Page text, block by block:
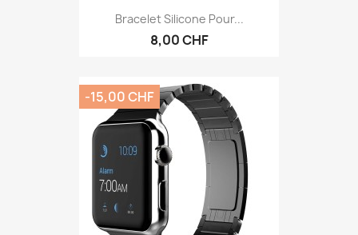
Bracelet Silicone Pour...
8,00 CHF
-15,00 CHF